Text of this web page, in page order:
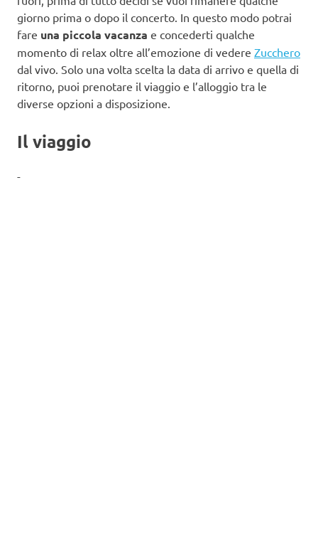
giorno prima o dopo il concerto. In questo modo potrai
fare una piccola vacanza e concederti qualche
momento di relax oltre all’emozione di vedere Zucchero
dal vivo. Solo una volta scelta la data di arrivo e quella di
ritorno, puoi prenotare il viaggio e l’alloggio tra le
diverse opzioni a disposizione.
Il viaggio
-